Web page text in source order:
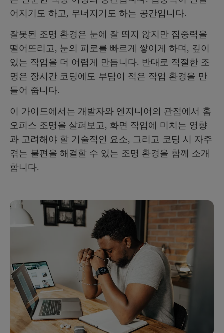
어지기도 하고, 무너지기도 하는 공간입니다.
잘못된 조명 환경은 눈에 잘 띄지 않지만 집중력을
떨어뜨리고, 눈의 피로를 빠르게 쌓이게 하며, 깊이
있는 작업을 더 어렵게 만듭니다. 반대로 적절한 조
명은 장시간 코딩에도 부담이 적은 작업 환경을 만
들어 줍니다.
이 가이드에서는 개발자와 엔지니어의 관점에서 홈
오피스 조명을 살펴보고, 화면 작업에 미치는 영향
과 고려해야 할 기술적인 요소, 그리고 코딩 시 자주
겪는 불편을 해결할 수 있는 조명 환경을 함께 소개
합니다.